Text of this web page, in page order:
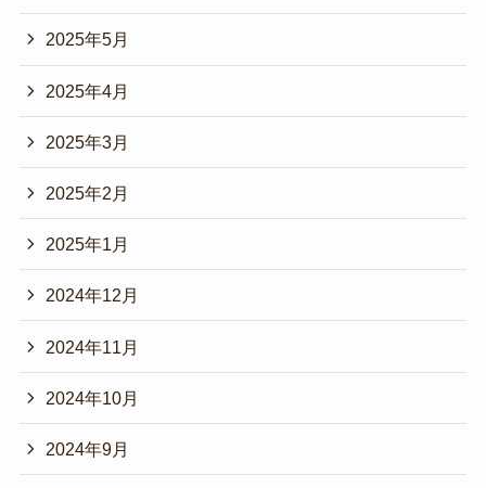
2025年5月
2025年4月
2025年3月
2025年2月
2025年1月
2024年12月
2024年11月
2024年10月
2024年9月